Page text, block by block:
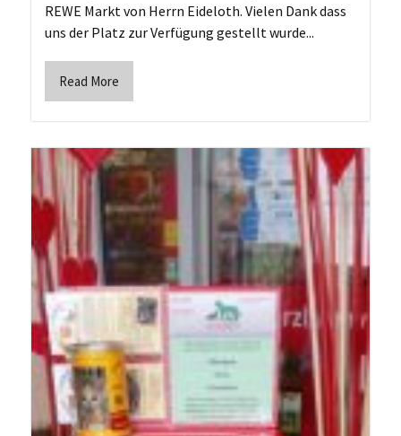
REWE Markt von Herrn Eideloth. Vielen Dank dass
uns der Platz zur Verfügung gestellt wurde...
Read More